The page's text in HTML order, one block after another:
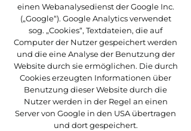
einen Webanalysedienst der Google Inc.
(„Google“). Google Analytics verwendet
sog. „Cookies“, Textdateien, die auf
Computer der Nutzer gespeichert werden
und die eine Analyse der Benutzung der
Website durch sie ermöglichen. Die durch
Cookies erzeugten Informationen über
Benutzung dieser Website durch die
Nutzer werden in der Regel an einen
Server von Google in den USA übertragen
und dort gespeichert.